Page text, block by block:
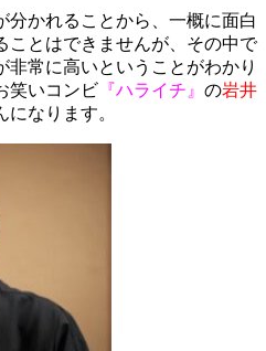
分かれることから、一概に面白
ことはできませんが、その中で
非常に高いということがわかり
笑いコンビ 『ハライチ』 の岩井
になります。